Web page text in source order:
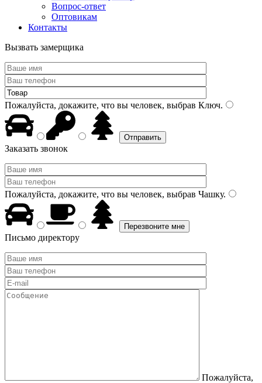
Вопрос-ответ
Оптовикам
Контакты
Вызвать замерщика
Пожалуйста, докажите, что вы человек, выбрав Ключ.
Заказать звонок
Пожалуйста, докажите, что вы человек, выбрав Чашку.
Письмо директору
Пожалуйста,